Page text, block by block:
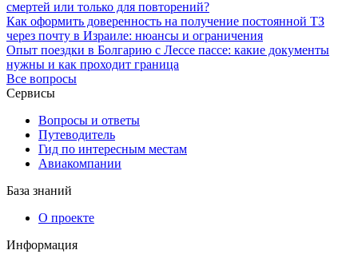
смертей или только для повторений?
Как оформить доверенность на получение постоянной ТЗ
через почту в Израиле: нюансы и ограничения
Опыт поездки в Болгарию с Лессе пассе: какие документы
нужны и как проходит граница
Все вопросы
Сервисы
Вопросы и ответы
Путеводитель
Гид по интересным местам
Авиакомпании
База знаний
О проекте
Информация